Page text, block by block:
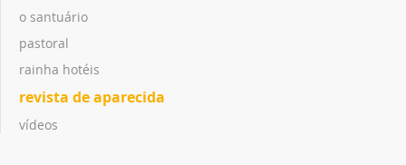
o santuário
pastoral
rainha hotéis
revista de aparecida
vídeos